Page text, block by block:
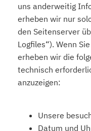
uns anderweitig
erheben wir nur
den Seitenserver
Logfiles“). Wenn
erheben wir die
technisch
anzuzeigen:
Unsere
Datum und